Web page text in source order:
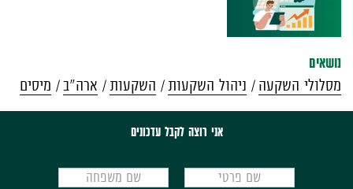
נושאים
מסלולי השקעה
ניהול השקעות השקעות ארה"ב מיסים
אני רוצה לקבל עדכונים